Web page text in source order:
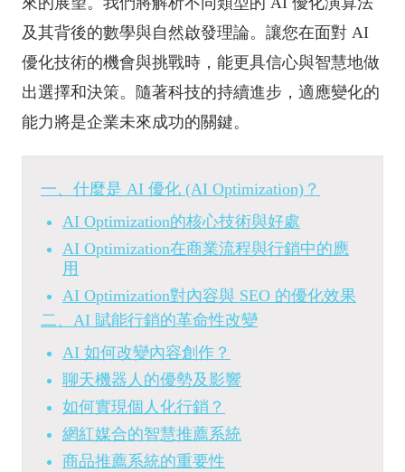
及其背後的數學與自然啟發理論。讓您在面對 AI
優化技術的機會與挑戰時，能更具信心與智慧地做
出選擇和決策。隨著科技的持續進步，適應變化的
能力將是企業未來成功的關鍵。
一、什麼是 AI 優化 (AI Optimization)？
AI Optimization的核心技術與好處
AI Optimization在商業流程與行銷中的應
用
AI Optimization對內容與 SEO 的優化效果
二、AI 賦能行銷的革命性改變
AI 如何改變內容創作？
聊天機器人的優勢及影響
如何實現個人化行銷？
網紅媒合的智慧推薦系統
商品推薦系統的重要性